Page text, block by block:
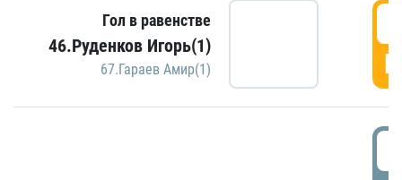
Гол в равенстве
46.Руденков Игорь(1)
67.Гараев Амир(1)